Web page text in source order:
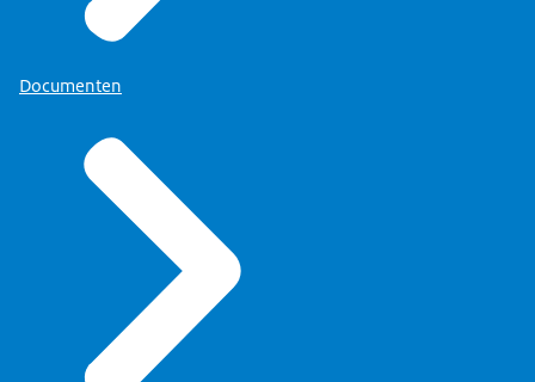
Documenten